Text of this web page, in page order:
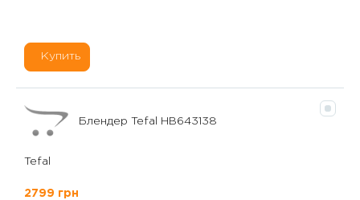
Купить
Блендер Tefal HB643138
Tefal
2799 грн